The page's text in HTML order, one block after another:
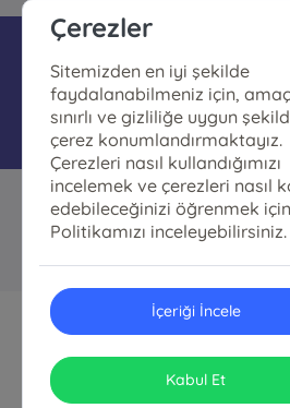
Polat Kitapçılık © 2026
Tasarım & Uygulama
Çerezler
Sitemizden en iyi şekilde
faydalanabilmeniz için,
sınırlı ve gizliliğe uygun
çerez konumlandırmaktayız.
Çerezleri nasıl kullandığımızı
incelemek ve çerezleri nasıl
edebileceğinizi öğrenmek
Politikamızı inceleyebilirsiniz.
İçeriği İncele
Kabul Et